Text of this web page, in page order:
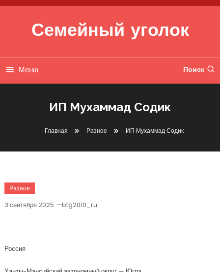
Перейти к содержимому
Семейный уголок
Меню Поиск
ИП Мухаммад Содик
Главная Разное ИП Мухаммад Содик
Разное
3 сентября 2025 btg2010_ru
Россия